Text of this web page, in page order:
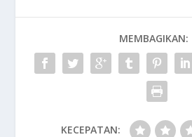
MEMBAGIKAN:
KECEPATAN: